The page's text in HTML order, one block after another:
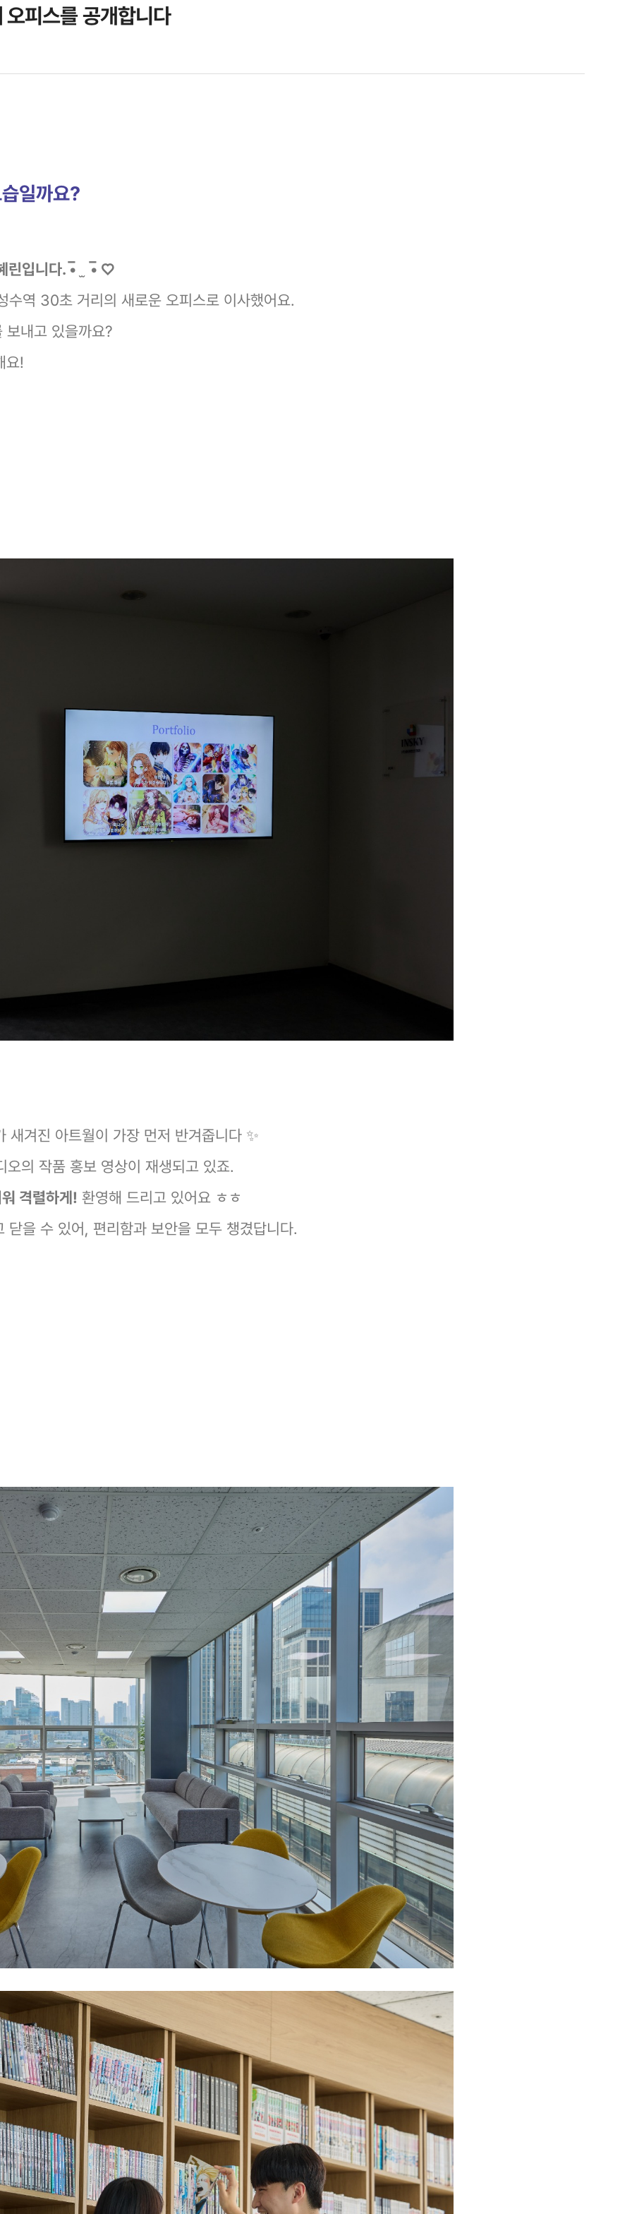
피스를 공개합니다
일까요?
린입니다. •̅ ̫ •̅ ♡
수역 30초 거리의 새로운 오피스로 이사했어요.
보내고 있을까요?
요!
새겨진 아트월이 가장 먼저 반겨줍니다 ✨
의 작품 홍보 영상이 재생되고 있죠.
격렬하게! 환영해 드리고 있어요 ㅎㅎ
닫을 수 있어, 편리함과 보안을 모두 챙겼답니다.